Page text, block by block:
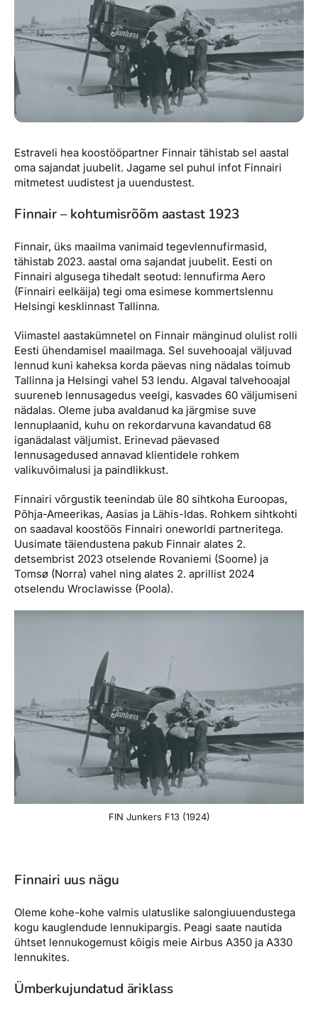
Reisitarvete e-pood
Airalo eSIM
Reisija meelespea
Kuldkaart
Platinum Club
Püsisoodustused
Boonuspunktid
Meist
Ettevõttest, kontaktid, reisikonsultandi teenus, tule
tööle, uudised...
Ettevõttest
Tule tööle
Uudised
Estraveli hea koostööpartner Finnair tähistab sel aastal
oma sajandat juubelit. Jagame sel puhul infot Finnairi
mitmetest uudistest ja uuendustest.
Finnair – kohtumisrõõm aastast 1923
Finnair, üks maailma vanimaid tegevlennufirmasid,
tähistab 2023. aastal oma sajandat juubelit. Eesti on
Finnairi algusega tihedalt seotud: lennufirma Aero
(Finnairi eelkäija) tegi oma esimese kommertslennu
Helsingi kesklinnast Tallinna.
Viimastel aastakümnetel on Finnair mänginud olulist rolli
Eesti ühendamisel maailmaga. Sel suvehooajal väljuvad
lennud kuni kaheksa korda päevas ning nädalas toimub
Tallinna ja Helsingi vahel 53 lendu. Algaval talvehooajal
suureneb lennusagedus veelgi, kasvades 60 väljumiseni
nädalas. Oleme juba avaldanud ka järgmise suve
lennuplaanid, kuhu on rekordarvuna kavandatud 68
iganädalast väljumist. Erinevad päevased
lennusagedused annavad klientidele rohkem
valikuvõimalusi ja paindlikkust.
Finnairi võrgustik teenindab üle 80 sihtkoha Euroopas,
Põhja-Ameerikas, Aasias ja Lähis-Idas. Rohkem sihtkohti
on saadaval koostöös Finnairi oneworldi partneritega.
Uusimate täiendustena pakub Finnair alates 2.
detsembrist 2023 otselende Rovaniemi (Soome) ja
Tomsø (Norra) vahel ning alates 2. aprillist 2024
otselendu Wroclawisse (Poola).
FIN Junkers F13 (1924)
Finnairi uus nägu
Oleme kohe-kohe valmis ulatuslike salongiuuendustega
kogu kauglendude lennukipargis. Peagi saate nautida
ühtset lennukogemust kõigis meie Airbus A350 ja A330
lennukites.
Ümberkujundatud äriklass